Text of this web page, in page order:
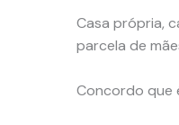
Casa própria,
parcela de
Concordo que